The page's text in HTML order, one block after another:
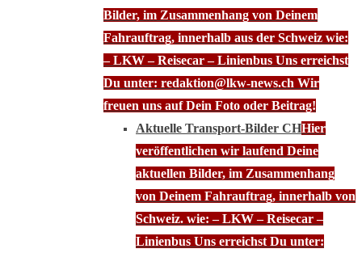
Bilder, im Zusammenhang von Deinem
Fahrauftrag, innerhalb aus der Schweiz wie:
– LKW – Reisecar – Linienbus Uns erreichst
Du unter: redaktion@lkw-news.ch Wir
freuen uns auf Dein Foto oder Beitrag!
Aktuelle Transport-Bilder CHHier
veröffentlichen wir laufend Deine
aktuellen Bilder, im Zusammenhang
von Deinem Fahrauftrag, innerhalb von
Schweiz. wie: – LKW – Reisecar –
Linienbus Uns erreichst Du unter: